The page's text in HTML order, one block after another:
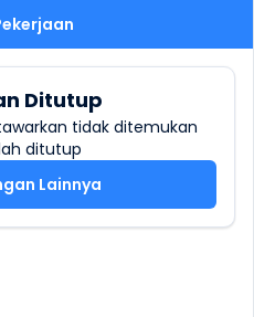
Ditutup
tidak ditemukan
ditutup
Lainnya